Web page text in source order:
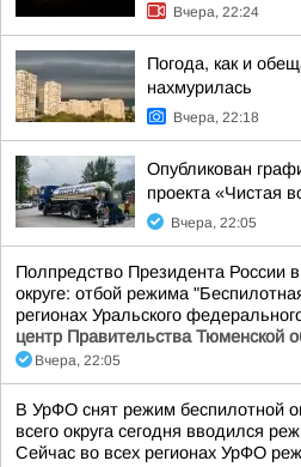
Вчера, 22:24
Погода, как и
нахмурилась
Вчера, 22:18
Опубликован
проекта «Чистая
Вчера, 22:05
Полпредство Президента России
округе: отбой режима
регионах Уральского
центр Правительства Тюменской
Вчера, 22:05
В УрФО снят режим беспилотной
всего округа сегодня вводился
Сейчас во всех регионах УрФО